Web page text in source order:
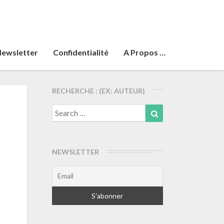
Confidentialité A Propos …
RECHERCHE : (EX: AUTEUR)
Search
for:
NEWSLETTER